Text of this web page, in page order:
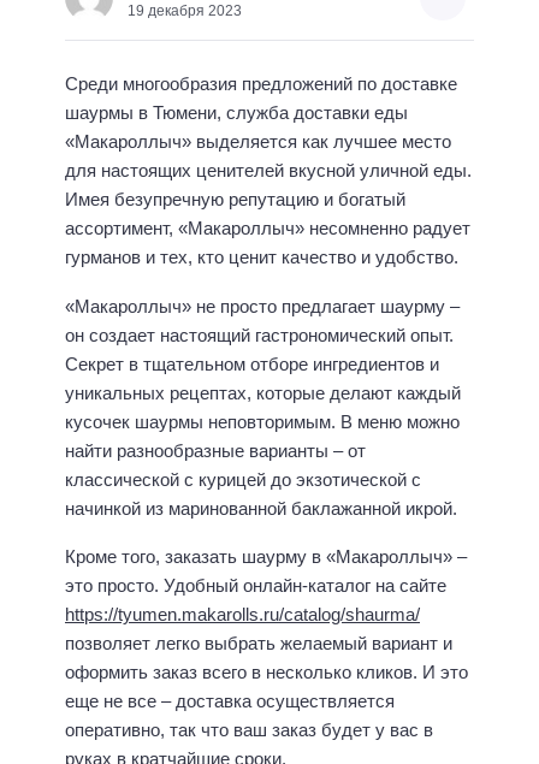
19 декабря 2023
Среди многообразия предложений по доставке
шаурмы в Тюмени, служба доставки еды
«Макароллыч» выделяется как лучшее место
для настоящих ценителей вкусной уличной еды.
Имея безупречную репутацию и богатый
ассортимент, «Макароллыч» несомненно радует
гурманов и тех, кто ценит качество и удобство.
«Макароллыч» не просто предлагает шаурму –
он создает настоящий гастрономический опыт.
Секрет в тщательном отборе ингредиентов и
уникальных рецептах, которые делают каждый
кусочек шаурмы неповторимым. В меню можно
найти разнообразные варианты – от
классической с курицей до экзотической с
начинкой из маринованной баклажанной икрой.
Кроме того, заказать шаурму в «Макароллыч» –
это просто. Удобный онлайн-каталог на сайте
https://tyumen.makarolls.ru/catalog/shaurma/
позволяет легко выбрать желаемый вариант и
оформить заказ всего в несколько кликов. И это
еще не все – доставка осуществляется
оперативно, так что ваш заказ будет у вас в
руках в кратчайшие сроки.